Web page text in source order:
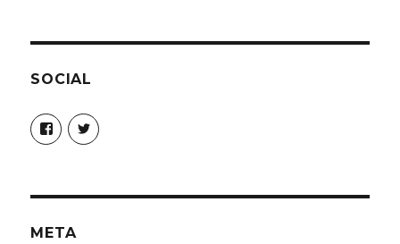
SOCIAL
Profil
von
christoph.fleischer1
anzeigen
Profil
von
anzeigen
META